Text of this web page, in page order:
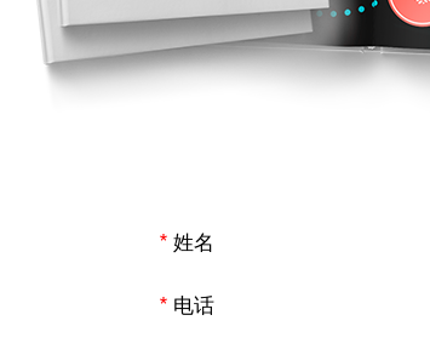
* 姓名
* 电话